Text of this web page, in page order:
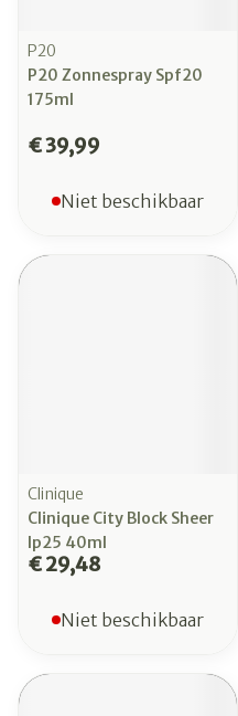
P20
P20 Zonnespray Spf20
175ml
€ 39,99
Niet beschikbaar
Clinique
Clinique City Block Sheer
Ip25 40ml
€ 29,48
Niet beschikbaar